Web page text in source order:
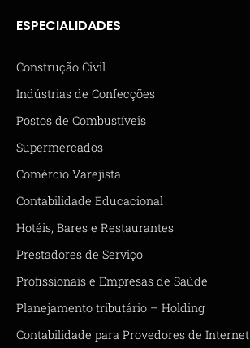
ESPECIALIDADES
Construção Civil
Indústrias de Confecções
Postos de Combustíveis
Supermercados
Comércio Varejista
Contabilidade Educacional
Hotéis, Bares e Restaurantes
Prestadores de Serviço
Profissionais e Empresas de Saúde
Planejamento tributário – Holding
Contabilidade para Provedores de Internet